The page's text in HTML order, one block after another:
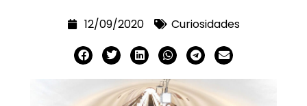
12/09/2020 Curiosidades